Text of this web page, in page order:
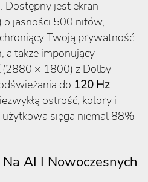
Dostępny jest ekran
jasności 500 nitów,
Twoją prywatność
a także imponujący
(2880 × 1800) z Dolby
do 120 Hz.
ostrość, kolory i
sięga niemal 88%
AI I Nowoczesnych